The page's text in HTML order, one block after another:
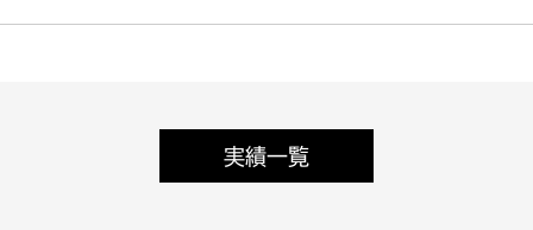
実績一覧